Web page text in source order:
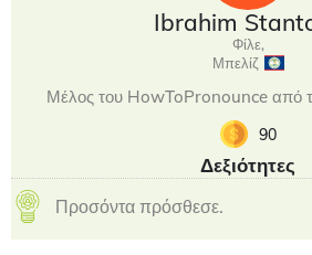
Ibrahim
Φίλε,
Μπελίζ
Μέλος του HowToPronounce από
90
Δεξιότητες
Προσόντα πρόσθεσε.